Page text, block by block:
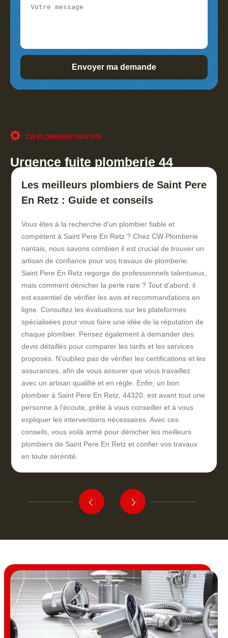
CW PLOMBERIE NANTAIS
Urgence fuite plomberie 44
Les meilleurs plombiers de Saint Pere
En Retz : Guide et conseils
Vous êtes à la recherche d'un plombier fiable et
compétent à Saint Pere En Retz ? Chez CW Plomberie
nantais, nous savons combien il est crucial de trouver un
artisan de confiance pour vos travaux de plomberie.
Saint Pere En Retz regorge de professionnels talentueux,
mais comment dénicher la perle rare ? Tout d'abord, il
est essentiel de vérifier les avis et recommandations en
ligne. Consultez les évaluations sur les plateformes
spécialisées pour vous faire une idée de la réputation de
chaque plombier. Pensez également à demander des
devis détaillés pour comparer les tarifs et les services
proposés. N'oubliez pas de vérifier les certifications et les
assurances, afin de vous assurer que vous travaillez
avec un artisan qualifié et en règle. Enfin, un bon
plombier à Saint Pere En Retz, 44320, est avant tout une
personne à l'écoute, prête à vous conseiller et à vous
expliquer les interventions nécessaires. Avec ces
conseils, vous voilà armé pour dénicher les meilleurs
plombiers de Saint Pere En Retz et confier vos travaux
en toute sérénité.